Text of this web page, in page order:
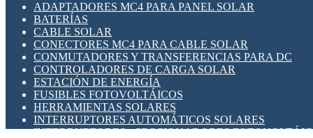
ADAPTADORES MC4 PARA PANEL SOLAR
BATERÍAS
CABLE SOLAR
CONECTORES MC4 PARA CABLE SOLAR
CONMUTADORES Y TRANSFERENCIAS PARA DC
CONTROLADORES DE CARGA SOLAR
ESTACIÓN DE ENERGÍA
FUSIBLES FOTOVOLTÁICOS
HERRAMIENTAS SOLARES
INTERRUPTORES AUTOMÁTICOS SOLARES
INTERRUPTORES - SECCIONADORES